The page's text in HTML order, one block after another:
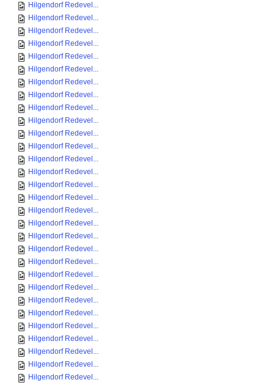
Hilgendorf Redevel...
Hilgendorf Redevel...
Hilgendorf Redevel...
Hilgendorf Redevel...
Hilgendorf Redevel...
Hilgendorf Redevel...
Hilgendorf Redevel...
Hilgendorf Redevel...
Hilgendorf Redevel...
Hilgendorf Redevel...
Hilgendorf Redevel...
Hilgendorf Redevel...
Hilgendorf Redevel...
Hilgendorf Redevel...
Hilgendorf Redevel...
Hilgendorf Redevel...
Hilgendorf Redevel...
Hilgendorf Redevel...
Hilgendorf Redevel...
Hilgendorf Redevel...
Hilgendorf Redevel...
Hilgendorf Redevel...
Hilgendorf Redevel...
Hilgendorf Redevel...
Hilgendorf Redevel...
Hilgendorf Redevel...
Hilgendorf Redevel...
Hilgendorf Redevel...
Hilgendorf Redevel...
Hilgendorf Redevel...